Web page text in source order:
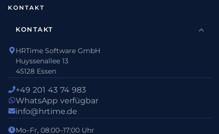
KONTAKT
KONTAKT
HRTime Software GmbH
Huyssenallee 13
45128 Essen
+49 201 43 74 983
WhatsApp verfügbar
info@hrtime.de
Mo–Fr, 08:00–17:00 Uhr